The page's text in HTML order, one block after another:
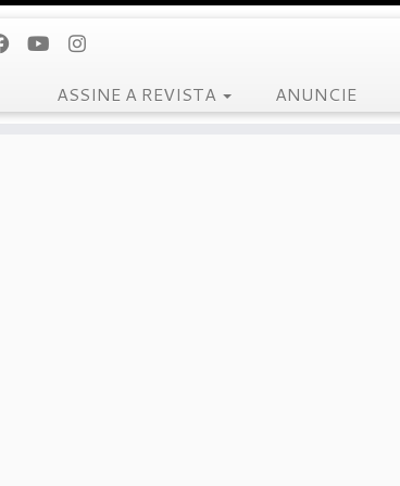
ASSINE A REVISTA ANUNCIE